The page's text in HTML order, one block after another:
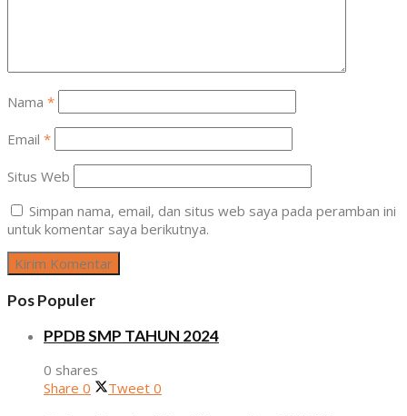
Nama *
Email *
Situs Web
Simpan nama, email, dan situs web saya pada peramban ini
untuk komentar saya berikutnya.
Pos Populer
PPDB SMP TAHUN 2024
0 shares
Share 0 Tweet 0